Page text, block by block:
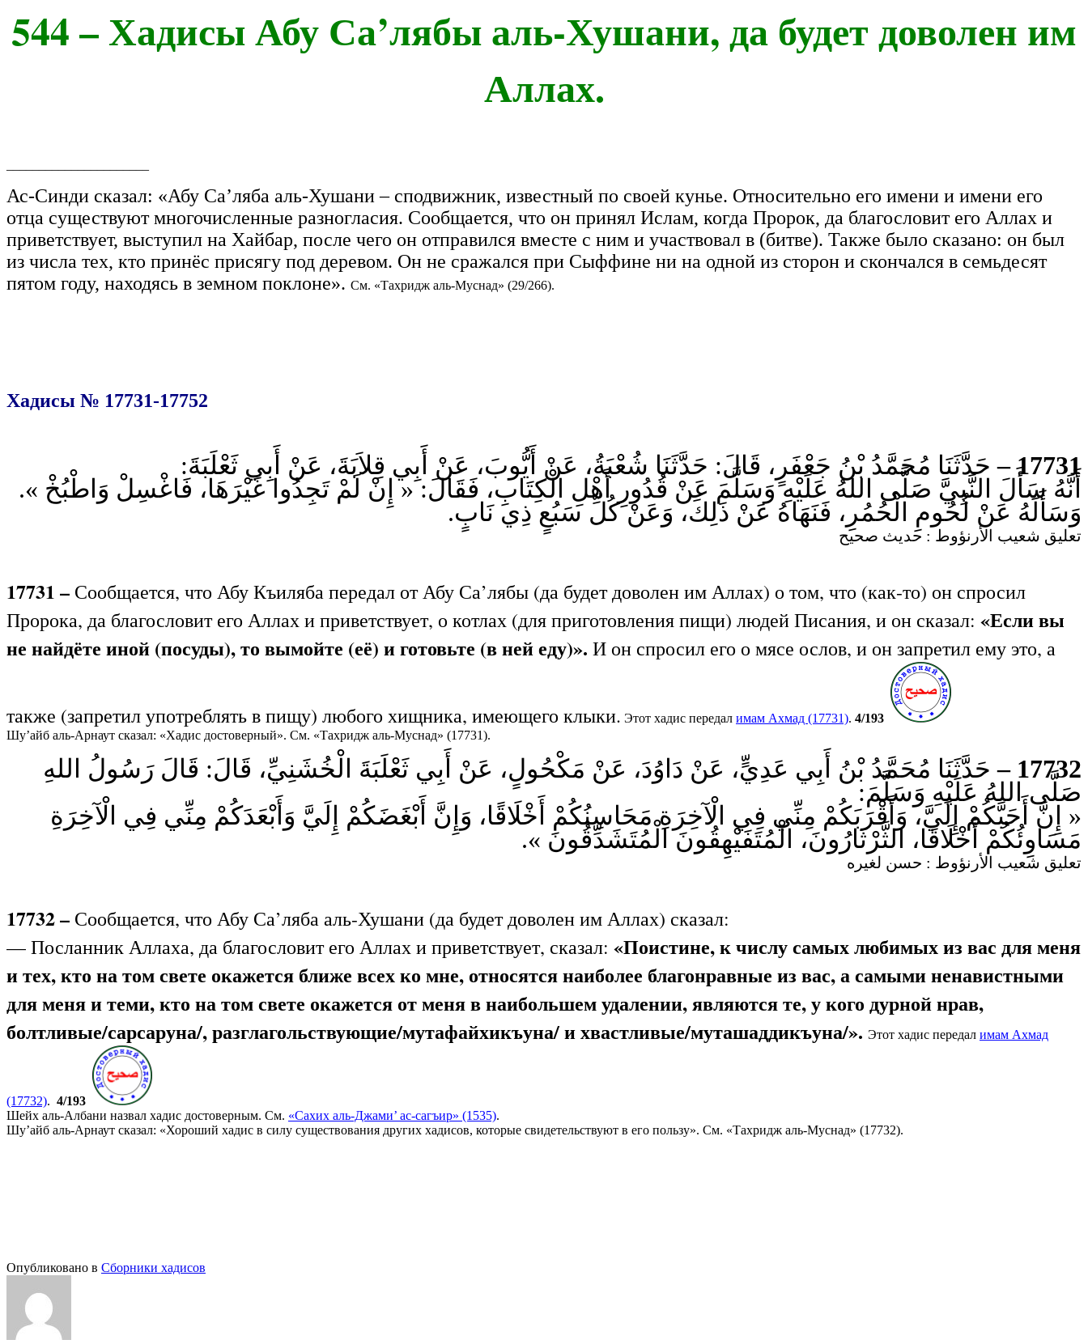
544 – Хадисы Абу Са’лябы аль-Хушани, да будет доволен им
Аллах.
Ас-Синди сказал: «Абу Са’ляба аль-Хушани – сподвижник, известный по своей кунье. Относительно его имени и имени его
отца существуют многочисленные разногласия. Сообщается, что он принял Ислам, когда Пророк, да благословит его Аллах и
приветствует, выступил на Хайбар, после чего он отправился вместе с ним и участвовал в (битве). Также было сказано: он был
из числа тех, кто принёс присягу под деревом. Он не сражался при Сыффине ни на одной из сторон и скончался в семьдесят
пятом году, находясь в земном поклоне». См. «Тахридж аль-Муснад» (29/266).
Хадисы № 17731-17752
17731 –
حَدَّثَنَا مُحَمَّدُ بْنُ جَعْفَرٍ، قَالَ: حَدَّثَنَا شُعْبَةُ، عَنْ أَيُّوبَ، عَنْ أَبِي قِلاَبَةَ، عَنْ أَبِي ثَعْلَبَةَ:
أَنَّهُ سَأَلَ النَّبِيَّ صَلَّى اللهُ عَلَيْهِ وَسَلَّمَ عَنْ قُدُورِ أَهْلِ الْكِتَابِ، فَقَالَ: « إِنْ لَمْ تَجِدُوا غَيْرَهَا، فَاغْسِلْ وَاطْبُخْ ».
وَسَأَلَهُ عَنْ لُحُومِ الْحُمُرِ، فَنَهَاهُ عَنْ ذَلِكَ، وَعَنْ كُلِّ سَبُعٍ ذِي نَابٍ.
تعليق شعيب الأرنؤوط : حديث صحيح
17731 – Сообщается, что Абу Къиляба передал от Абу Са’лябы (да будет доволен им Аллах) о том, что (как-то) он спросил
Пророка, да благословит его Аллах и приветствует, о котлах (для приготовления пищи) людей Писания, и он сказал: «Если вы
не найдёте иной (посуды), то вымойте (её) и готовьте (в ней еду)». И он спросил его о мясе ослов, и он запретил ему это, а
также (запретил употреблять в пищу) любого хищника, имеющего клыки. Этот хадис передал имам Ахмад (17731). 4/193
Шу’айб аль-Арнаут сказал: «Хадис достоверный». См. «Тахридж аль-Муснад» (17731).
17732 –
حَدَّثَنَا مُحَمَّدُ بْنُ أَبِي عَدِيٍّ، عَنْ دَاوُدَ، عَنْ مَكْحُولٍ، عَنْ أَبِي ثَعْلَبَةَ الْخُشَنِيِّ، قَالَ: قَالَ رَسُولُ اللهِ
صَلَّى اللهُ عَلَيْهِ وَسَلَّمَ:
« إِنَّ أَحَبَّكُمْ إِلَيَّ، وَأَقْرَبَكُمْ مِنِّي فِي الْآخِرَةِ مَحَاسِنُكُمْ أَخْلَاقًا، وَإِنَّ أَبْغَضَكُمْ إِلَيَّ وَأَبْعَدَكُمْ مِنِّي فِي الْآخِرَةِ
مَسَاوِئُكُمْ أَخْلَاقًا، الثَّرْثَارُونَ، الْمُتَفَيْهِقُونَ الْمُتَشَدِّقُونَ ».
تعليق شعيب الأرنؤوط : حسن لغيره
17732 – Сообщается, что Абу Са’ляба аль-Хушани (да будет доволен им Аллах) сказал:
— Посланник Аллаха, да благословит его Аллах и приветствует, сказал: «Поистине, к числу самых любимых из вас для меня
и тех, кто на том свете окажется ближе всех ко мне, относятся наиболее благонравные из вас, а самыми ненавистными
для меня и теми, кто на том свете окажется от меня в наибольшем удалении, являются те, у кого дурной нрав,
болтливые/сарсаруна/, разглагольствующие/мутафайхикъуна/ и хвастливые/муташаддикъуна/». Этот хадис передал имам Ахмад
(17732). 4/193
Шейх аль-Албани назвал хадис достоверным. См. «Сахих аль-Джами’ ас-сагъир» (1535).
Шу’айб аль-Арнаут сказал: «Хороший хадис в силу существования других хадисов, которые свидетельствуют в его пользу». См. «Тахридж аль-Муснад» (17732).
Опубликовано в Сборники хадисов